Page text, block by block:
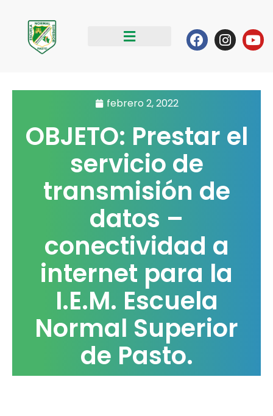
contenido
Facebook
febrero 2, 2022
OBJETO: Prestar el
servicio de
transmisión de
datos –
conectividad a
internet para la
I.E.M. Escuela
Normal Superior
de Pasto.